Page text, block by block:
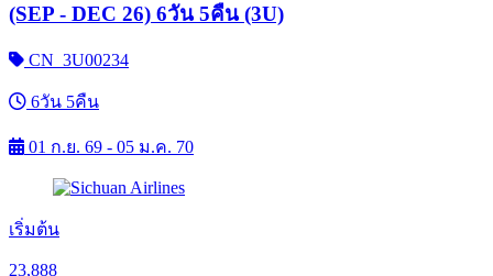
(SEP - DEC 26) 6วัน 5คืน (3U)
CN_3U00234
6วัน 5คืน
01 ก.ย. 69 - 05 ม.ค. 70
เริ่มต้น
23,888